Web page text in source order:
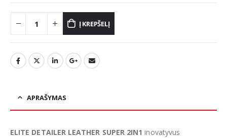
Į KREPŠELĮ
APRAŠYMAS
ELITE DETAILER LEATHER SUPER 2IN1 inovatyvus